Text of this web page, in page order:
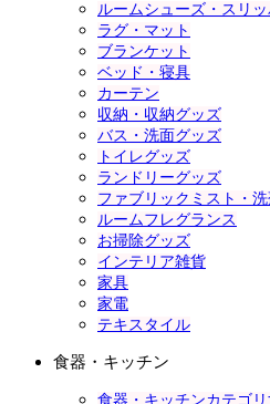
ルームシューズ・スリ
ラグ・マット
ブランケット
ベッド・寝具
カーテン
収納・収納グッズ
バス・洗面グッズ
トイレグッズ
ランドリーグッズ
ファブリックミスト・洗
ルームフレグランス
お掃除グッズ
インテリア雑貨
家具
家電
テキスタイル
食器・キッチン
食器・キッチンカテゴ